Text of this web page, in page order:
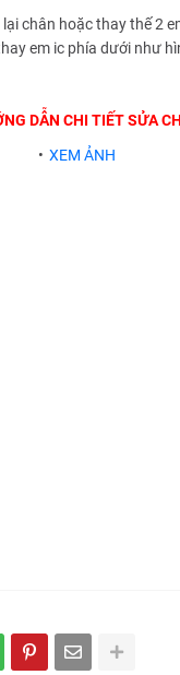
chân hoặc thay thế 2
em ic phía dưới như
DẪN CHI TIẾT SỬA
XEM ẢNH